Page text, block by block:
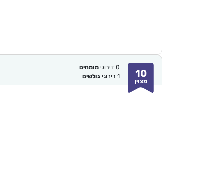
10
מצוין
0 דירוגימומחים
1 דירוגיגולשים